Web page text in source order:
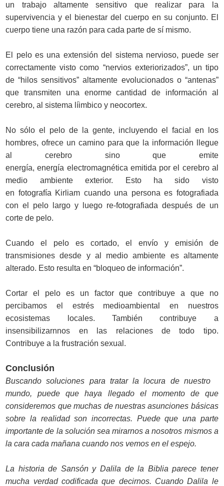
un trabajo altamente sensitivo que realizar para la
supervivencia y el bienestar del cuerpo en su conjunto. El
cuerpo tiene una razón para cada parte de sí mismo.
El pelo es una extensión del sistema nervioso, puede ser
correctamente visto como “nervios exteriorizados”, un tipo
de “hilos sensitivos” altamente evolucionados o “antenas”
que transmiten una enorme cantidad de información al
cerebro, al sistema líimbico y neocortex.
No sólo el pelo de la gente, incluyendo el facial en los
hombres, ofrece un camino para que la información llegue
al cerebro sino que emite
energía, energía electromagnética emitida por el cerebro al
medio ambiente exterior. Esto ha sido visto
en fotografía Kirliam cuando una persona es fotografiada
con el pelo largo y luego re-fotografiada después de un
corte de pelo.
Cuando el pelo es cortado, el envío y emisión de
transmisiones desde y al medio ambiente es altamente
alterado. Esto resulta en “bloqueo de información”.
Cortar el pelo es un factor que contribuye a que no
percibamos el estrés medioambiental en nuestros
ecosistemas locales. También contribuye a
insensibilizarnnos en las relaciones de todo tipo.
Contribuye a la frustración sexual.
Conclusión
Buscando soluciones para tratar la locura de nuestro
mundo, puede que haya llegado el momento de que
consideremos que muchas de nuestras asunciones básicas
sobre la realidad son incorrectas. Puede que una parte
importante de la solución sea mirarnos a nosotros mismos a
la cara cada mañana cuando nos vemos en el espejo.
La historia de Sansón y Dalila de la Biblia parece tener
mucha verdad codificada que decirnos. Cuando Dalila le